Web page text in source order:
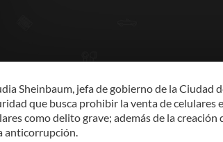
Sheinbaum, jefa de gobierno de la Ciudad
que busca prohibir la venta de celulares
como delito grave; además de la
anticorrupción.